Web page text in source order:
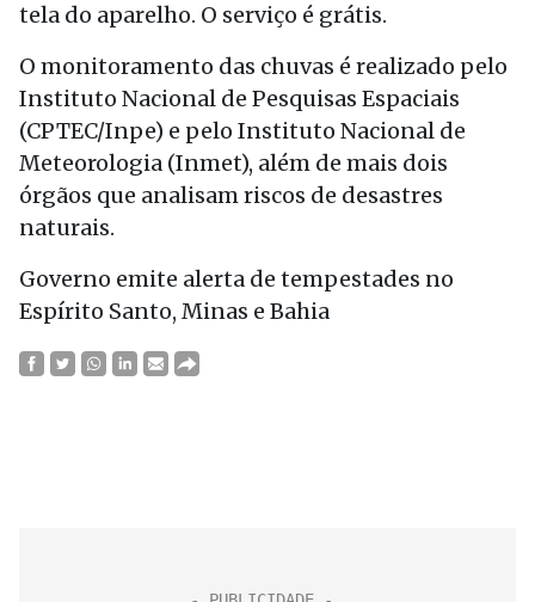
tela do aparelho. O serviço é grátis.
O monitoramento das chuvas é realizado pelo
Instituto Nacional de Pesquisas Espaciais
(CPTEC/Inpe) e pelo Instituto Nacional de
Meteorologia (Inmet), além de mais dois
órgãos que analisam riscos de desastres
naturais.
Governo emite alerta de tempestades no
Espírito Santo, Minas e Bahia